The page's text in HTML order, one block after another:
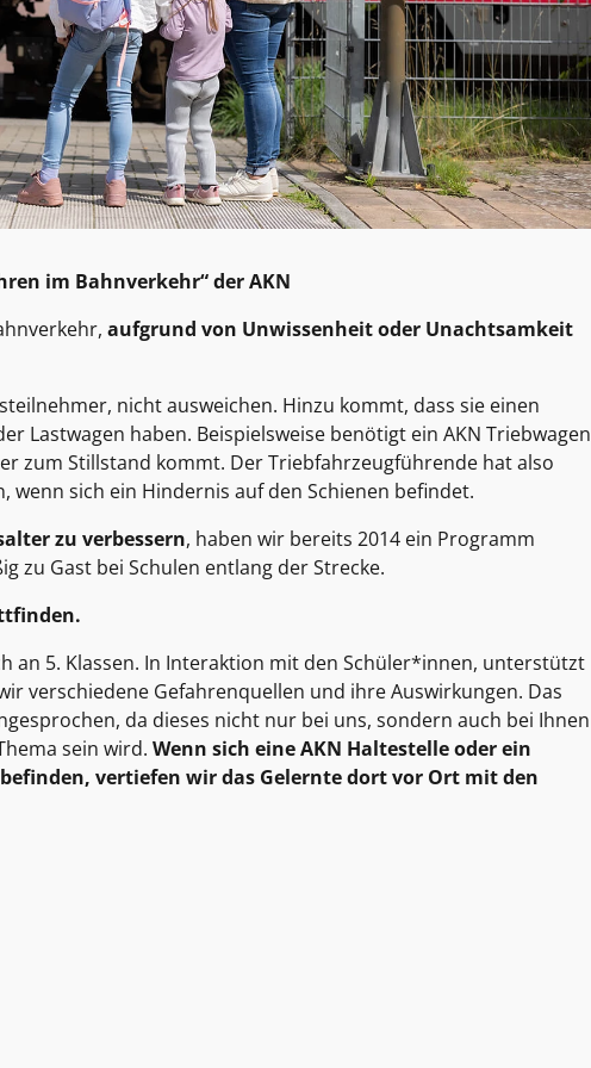
im Bahnverkehr“ der AKN
aufgrund von Unwissenheit oder Unachtsamkeit
nicht ausweichen. Hinzu kommt, dass sie einen
Lastwagen haben. Beispielsweise benötigt ein AKN Triebwagen
zum Stillstand kommt. Der Triebfahrzeugführende hat also
wenn sich ein Hindernis auf den Schienen befindet.
zu verbessern, haben wir bereits 2014 ein Programm
zu Gast bei Schulen entlang der Strecke.
an 5. Klassen. In Interaktion mit den Schüler*innen, unterstützt
verschiedene Gefahrenquellen und ihre Auswirkungen. Das
da dieses nicht nur bei uns, sondern auch bei Ihnen
sein wird. Wenn sich eine AKN Haltestelle oder ein
vertiefen wir das Gelernte dort vor Ort mit den